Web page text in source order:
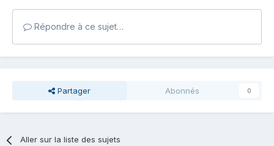
Répondre à ce sujet…
Partager Abonnés 0
Aller sur la liste des sujets